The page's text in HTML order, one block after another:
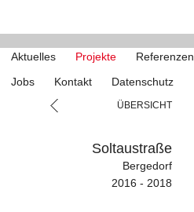
Aktuelles Projekte Referenzen
Jobs
Kontakt Datenschutz
ÜBERSICHT
Soltaustraße
Bergedorf
2016 - 2018